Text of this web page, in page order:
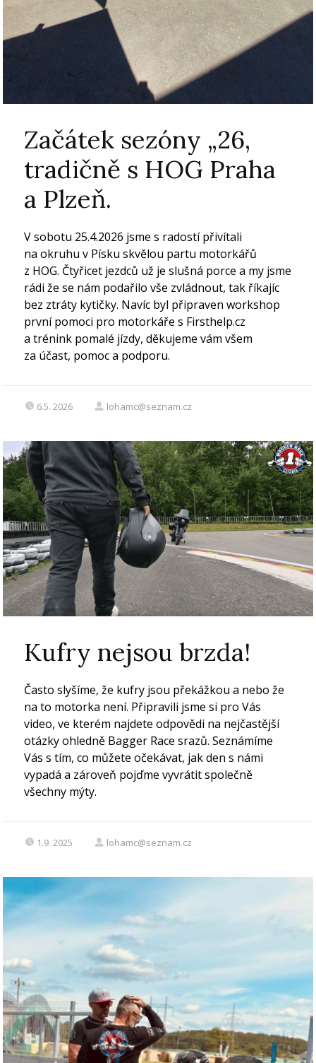
Začátek sezóny „26,
tradičně s HOG Praha
a Plzeň.
V sobotu 25.4.2026 jsme s radostí přivítali
na okruhu v Písku skvělou partu motorkářů
z HOG. Čtyřicet jezdců už je slušná porce a my jsme
rádi že se nám podařilo vše zvládnout, tak říkajíc
bez ztráty kytičky. Navíc byl připraven workshop
první pomoci pro motorkáře s Firsthelp.cz
a trénink pomalé jízdy, děkujeme vám všem
za účast, pomoc a podporu.
6.5. 2026 lohamc@seznam.cz
Kufry nejsou brzda!
Často slyšíme, že kufry jsou překážkou a nebo že
na to motorka není. Připravili jsme si pro Vás
video, ve kterém najdete odpovědi na nejčastější
otázky ohledně Bagger Race srazů. Seznámíme
Vás s tím, co můžete očekávat, jak den s námi
vypadá a zároveň pojďme vyvrátit společně
všechny mýty.
1.9. 2025 lohamc@seznam.cz